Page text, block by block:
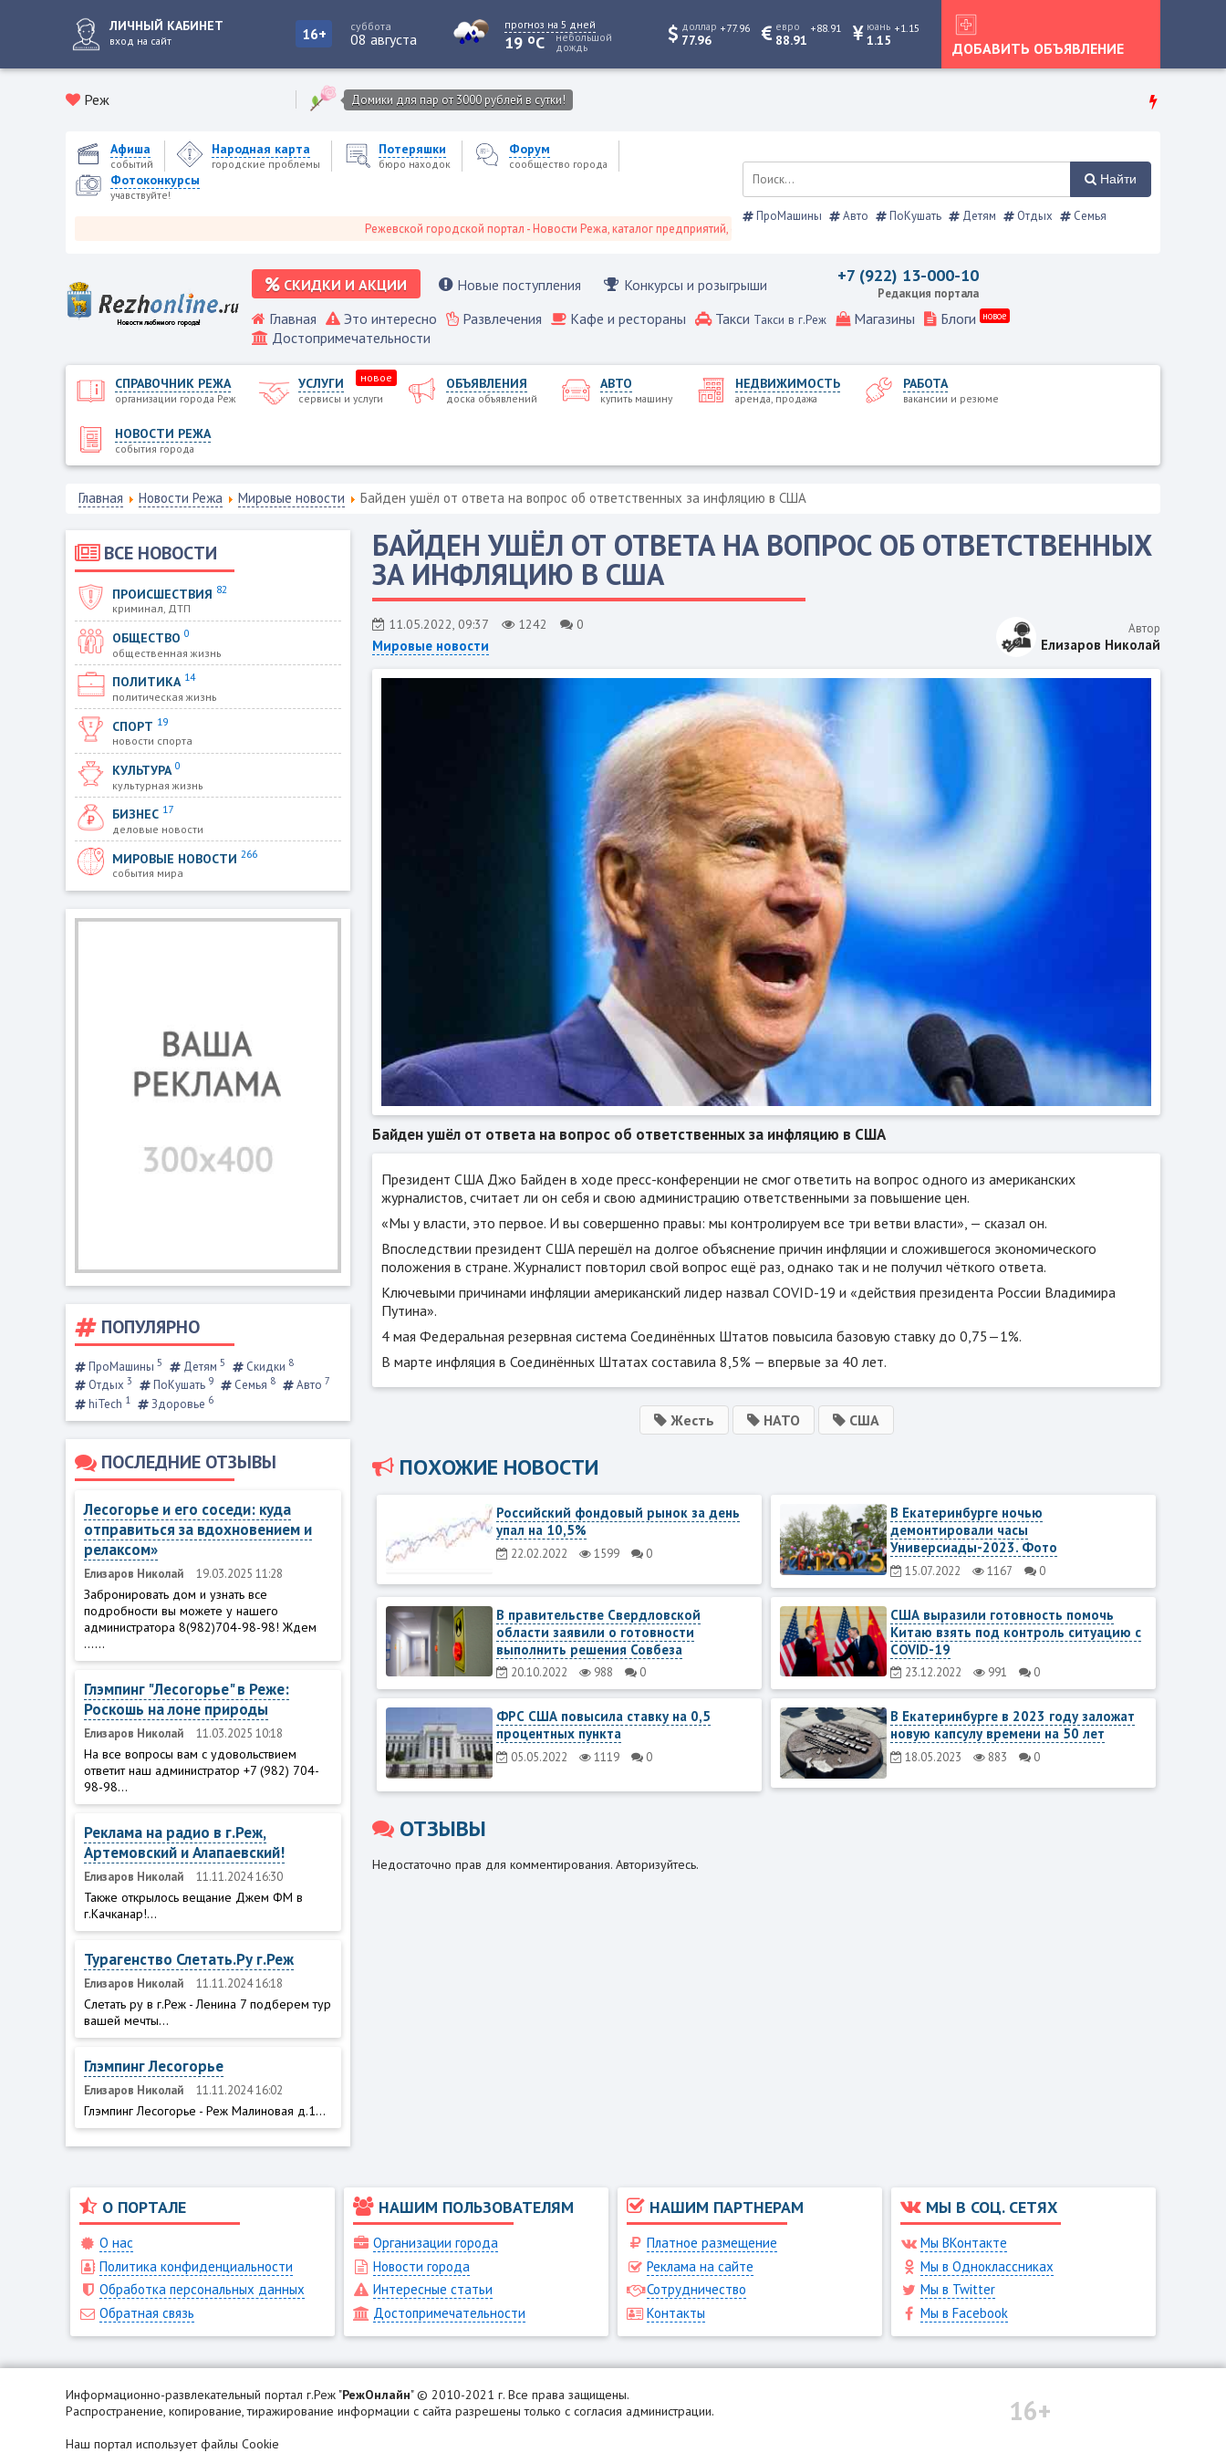
ЛИЧНЫЙ КАБИНЕТ
вход на сайт 16+ суббота
08 августа
прогноз на 5 дней
19 oC небольшой
дождь
доллар
77.96
+77.96 евро
88.91
+88.91 юань
1.15
+1.15
ДОБАВИТЬ ОБЪЯВЛЕНИЕ
Реж Домики для пар от 3000 рублей в сутки!
Афиша
событий
Народная карта
городские проблемы
Потеряшки
бюро находок
Форум
сообщество города
Фотоконкурсы
учавствуйте!
Режевской городской портал - Новости Режа, каталог предприятий, объявления, Режевской справочник
Найти
ПроМашины Авто ПоКушать Детям Отдых Семья
СКИДКИ И АКЦИИ Новые поступления Конкурсы и розыгрыши +7 (922) 13-000-10
Редакция портала
Главная Это интересно Развлечения Кафе и рестораны Такси Такси в г.Реж Магазины Блоги новое
Достопримечательности
СПРАВОЧНИК РЕЖА
организации города Реж
УСЛУГИ
сервисы и услуги
новое ОБЪЯВЛЕНИЯ
доска объявлений
АВТО
купить машину
НЕДВИЖИМОСТЬ
аренда, продажа
РАБОТА
вакансии и резюме
НОВОСТИ РЕЖА
события города
Главная Новости Режа Мировые новости Байден ушёл от ответа на вопрос об ответственных за инфляцию в США
ВСЕ НОВОСТИ
ПРОИСШЕСТВИЯ 82
криминал, ДТП
ОБЩЕСТВО 0
общественная жизнь
ПОЛИТИКА 14
политическая жизнь
СПОРТ 19
новости спорта
КУЛЬТУРА 0
культурная жизнь
БИЗНЕС 17
деловые новости
МИРОВЫЕ НОВОСТИ 266
события мира
ПОПУЛЯРНО
ПроМашины 5 Детям 5 Скидки 8
Отдых 3 ПоКушать 9 Семья 8 Авто 7
hiTech 1 Здоровье 6
ПОСЛЕДНИЕ ОТЗЫВЫ
Лесогорье и его соседи: куда
отправиться за вдохновением и
релаксом»
Елизаров Николай 19.03.2025 11:28
Забронировать дом и узнать все
подробности вы можете у нашего
администратора 8(982)704-98-98! Ждем
......
Глэмпинг "Лесогорье" в Реже:
Роскошь на лоне природы
Елизаров Николай 11.03.2025 10:18
На все вопросы вам с удовольствием
ответит наш администратор +7 (982) 704-
98-98...
Реклама на радио в г.Реж,
Артемовский и Алапаевский!
Елизаров Николай 11.11.2024 16:30
Также открылось вещание Джем ФМ в
г.Качканар!...
Турагенство Слетать.Ру г.Реж
Елизаров Николай 11.11.2024 16:18
Слетать ру в г.Реж - Ленина 7 подберем тур
вашей мечты...
Глэмпинг Лесогорье
Елизаров Николай 11.11.2024 16:02
Глэмпинг Лесогорье - Реж Малиновая д.1...
БАЙДЕН УШЁЛ ОТ ОТВЕТА НА ВОПРОС ОБ ОТВЕТСТВЕННЫХ
ЗА ИНФЛЯЦИЮ В США
11.05.2022, 09:37 1242 0
Мировые новости
Автор
Елизаров Николай
Байден ушёл от ответа на вопрос об ответственных за инфляцию в США
Президент США Джо Байден в ходе пресс-конференции не смог ответить на вопрос одного из американских
журналистов, считает ли он себя и свою администрацию ответственными за повышение цен.
«Мы у власти, это первое. И вы совершенно правы: мы контролируем все три ветви власти», — сказал он.
Впоследствии президент США перешёл на долгое объяснение причин инфляции и сложившегося экономического
положения в стране. Журналист повторил свой вопрос ещё раз, однако так и не получил чёткого ответа.
Ключевыми причинами инфляции американский лидер назвал COVID-19 и «действия президента России Владимира
Путина».
4 мая Федеральная резервная система Соединённых Штатов повысила базовую ставку до 0,75—1%.
В марте инфляция в Соединённых Штатах составила 8,5% — впервые за 40 лет.
Жесть НАТО США
ПОХОЖИЕ НОВОСТИ
Российский фондовый рынок за день
упал на 10,5%
22.02.2022 1599 0
В Екатеринбурге ночью
демонтировали часы
Универсиады-2023. Фото
15.07.2022 1167 0
В правительстве Свердловской
области заявили о готовности
выполнить решения Совбеза
20.10.2022 988 0
США выразили готовность помочь
Китаю взять под контроль ситуацию с
COVID-19
23.12.2022 991 0
ФРС США повысила ставку на 0,5
процентных пункта
05.05.2022 1119 0
В Екатеринбурге в 2023 году заложат
новую капсулу времени на 50 лет
18.05.2023 883 0
ОТЗЫВЫ
Недостаточно прав для комментирования. Авторизуйтесь.
О ПОРТАЛЕ
О нас
Политика конфиденциальности
Обработка персональных данных
Обратная связь
НАШИМ ПОЛЬЗОВАТЕЛЯМ
Организации города
Новости города
Интересные статьи
Достопримечательности
НАШИМ ПАРТНЕРАМ
Платное размещение
Реклама на сайте
Сотрудничество
Контакты
МЫ В СОЦ. СЕТЯХ
Мы ВКонтакте
Мы в Одноклассниках
Мы в Twitter
Мы в Facebook
Информационно-развлекательный портал г.Реж "РежОнлайн" © 2010-2021 г. Все права защищены.
Распространение, копирование, тиражирование информации с сайта разрешены только с согласия администрации.
16+
Наш портал использует файлы Cookie